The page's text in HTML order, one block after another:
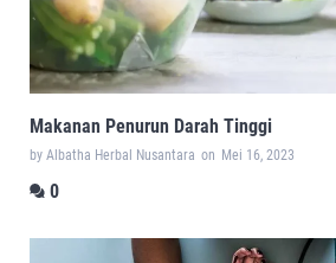
Makanan Penurun Darah Tinggi
by Albatha Herbal Nusantara on Mei 16, 2023
0